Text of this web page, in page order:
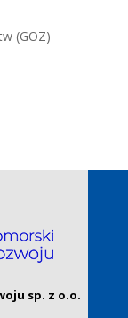
(GOZ)
sp. z o.o.